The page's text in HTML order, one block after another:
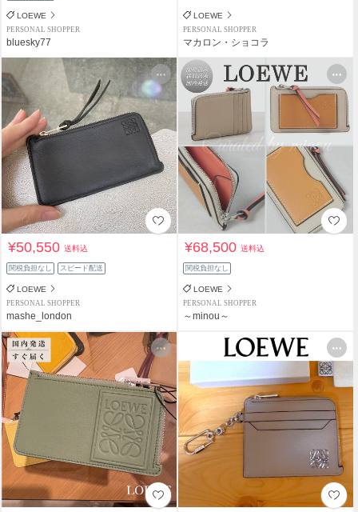
LOEWE
PERSONAL SHOPPER
bluesky77
LOEWE
PERSONAL SHOPPER
マカロン・ショコラ
¥50,550送料込
関税負担なし スピード配送
LOEWE
PERSONAL SHOPPER
mashe_london
¥68,500送料込
関税負担なし
LOEWE
PERSONAL SHOPPER
～minou～